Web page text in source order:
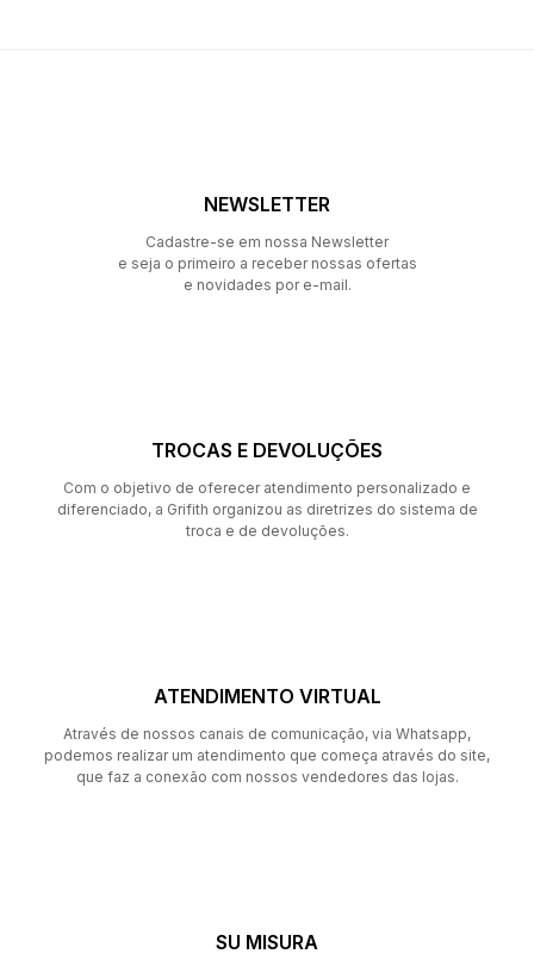
NEWSLETTER
Cadastre-se em nossa Newsletter
e seja o primeiro a receber nossas ofertas
e novidades por e-mail.
TROCAS E DEVOLUÇÕES
Com o objetivo de oferecer atendimento personalizado e
diferenciado, a Grifith organizou as diretrizes do sistema de
troca e de devoluções.
ATENDIMENTO VIRTUAL
Através de nossos canais de comunicação, via Whatsapp,
podemos realizar um atendimento que começa através do site,
que faz a conexão com nossos vendedores das lojas.
SU MISURA